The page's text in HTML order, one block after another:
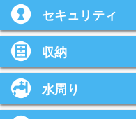
セキュリティ
収納
水周り